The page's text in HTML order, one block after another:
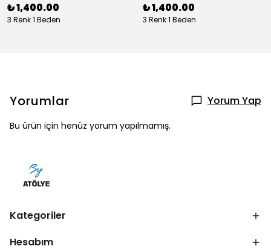
₺ 1,400.00
3 Renk 1 Beden
₺ 1,400.00
3 Renk 1 Beden
Yorumlar Yorum Yap
Bu ürün için henüz yorum yapılmamış.
Kategoriler
Hesabım